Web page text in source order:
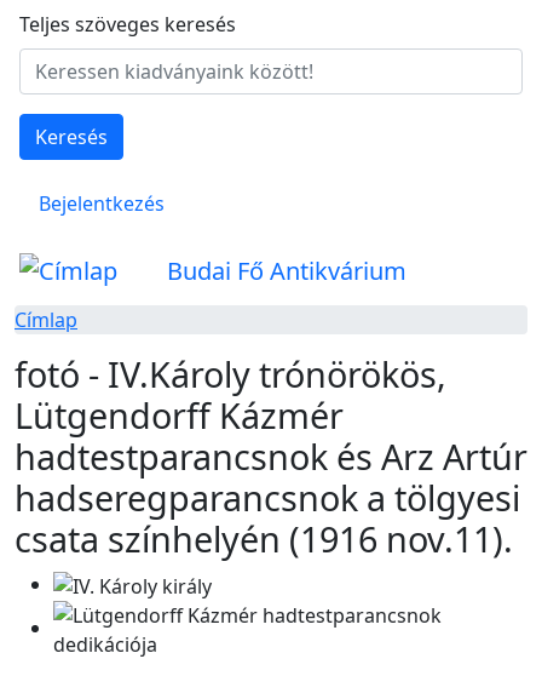
Ugrás a tartalomra
Teljes szöveges keresés
Keresés
Felhasználói fiók menüje
Bejelentkezés
Budai Fő Antikvárium
Címlap
fotó - IV.Károly trónörökös,
Lütgendorff Kázmér
hadtestparancsnok és Arz Artúr
hadseregparancsnok a tölgyesi
csata színhelyén (1916 nov.11).